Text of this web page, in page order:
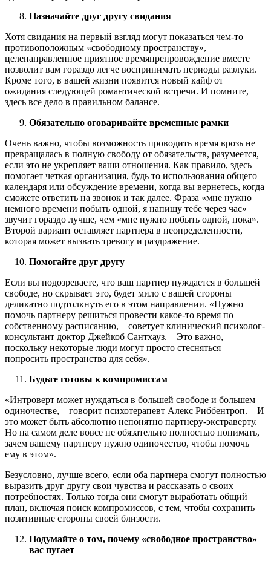
Назначайте друг другу свидания
Хотя свидания на первый взгляд могут показаться чем-то
противоположным «свободному пространству»,
целенаправленное приятное времяпрепровождение вместе
позволит вам гораздо легче воспринимать периоды разлуки.
Кроме того, в вашей жизни появится новый кайф от
ожидания следующей романтической встречи. И помните,
здесь все дело в правильном балансе.
Обязательно оговаривайте временные рамки
Очень важно, чтобы возможность проводить время врозь не
превращалась в полную свободу от обязательств, разумеется,
если это не укрепляет ваши отношения. Как правило, здесь
помогает четкая организация, будь то использования общего
календаря или обсуждение времени, когда вы вернетесь, когда
сможете ответить на звонок и так далее. Фраза «мне нужно
немного времени побыть одной, я напишу тебе через час»
звучит гораздо лучше, чем «мне нужно побыть одной, пока».
Второй вариант оставляет партнера в неопределенности,
которая может вызвать тревогу и раздражение.
Помогайте друг другу
Если вы подозреваете, что ваш партнер нуждается в большей
свободе, но скрывает это, будет мило с вашей стороны
деликатно подтолкнуть его в этом направлении. «Нужно
помочь партнеру решиться провести какое-то время по
собственному расписанию, – советует клинический психолог-
консультант доктор Джейкоб Сантхауз. – Это важно,
поскольку некоторые люди могут просто стесняться
попросить пространства для себя».
Будьте готовы к компромиссам
«Интроверт может нуждаться в большей свободе и большем
одиночестве, – говорит психотерапевт Алекс Риббентроп. – И
это может быть абсолютно непонятно партнеру-экстраверту.
Но на самом деле вовсе не обязательно полностью понимать,
зачем вашему партнеру нужно одиночество, чтобы помочь
ему в этом».
Безусловно, лучше всего, если оба партнера смогут полностью
выразить друг другу свои чувства и рассказать о своих
потребностях. Только тогда они смогут выработать общий
план, включая поиск компромиссов, с тем, чтобы сохранить
позитивные стороны своей близости.
Подумайте о том, почему «свободное пространство»
вас пугает